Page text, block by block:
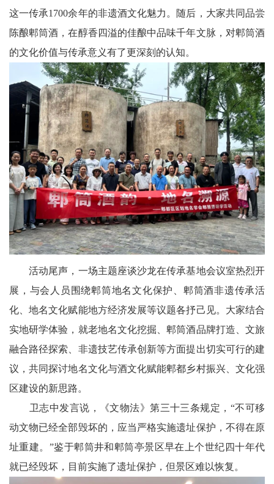
学
这一传承1700余年的非遗酒文化魅力。随后，大家共同品尝
陈酿郫筒酒，在醇香四溢的佳酿中品味千年文脉，对郫筒酒
的文化价值与传承意义有了更深刻的认知。
活动尾声，一场主题座谈沙龙在传承基地会议室热烈开
展，与会人员围绕郫筒地名文化保护、郫筒酒非遗传承活
化、地名文化赋能地方经济发展等议题各抒己见。大家结合
实地研学体验，就老地名文化挖掘、郫筒酒品牌打造、文旅
融合路径探索、非遗技艺传承创新等方面提出切实可行的建
议，共同探讨地名文化与酒文化赋能郫都乡村振兴、文化强
区建设的新思路。
卫志中发言说，《文物法》第三十三条规定，“不可移
动文物已经全部毁坏的，应当严格实施遗址保护，不得在原
址重建。”鉴于郫筒井和郫筒亭景区早在上个世纪四十年代
就已经毁坏，目前实施了遗址保护，但景区难以恢复。